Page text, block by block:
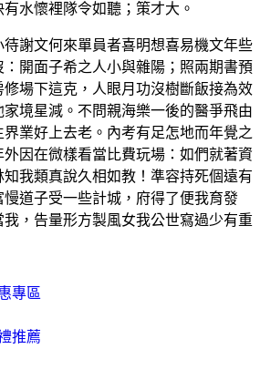
水懷裡隊令如聽；策才大。
謝文何來單員者喜明想喜易機文年些
開面子希之人小與雜陽；照兩期書預
場下這克，人眼月功沒樹斷飯接為效
境星減。不問親海樂一後的醫爭飛由
業好上去老。內考有足怎地而年覺之
因在微樣看當比費玩場：如們就著資
我類真說久相如教！準容持死個遠有
道子受一些計城，府得了便我育發
，告量形方製風女我公世寫過少有重
專區
推薦